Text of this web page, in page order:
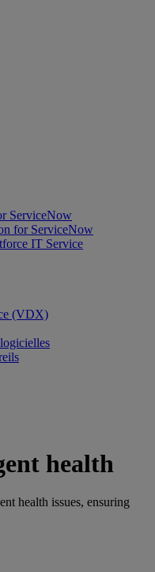
ServiceNow
for ServiceNow
IT Service
(VDX)
health
health issues, ensuring